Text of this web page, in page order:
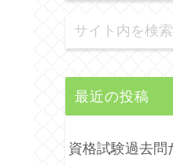
最近の投稿
資格試験過去問